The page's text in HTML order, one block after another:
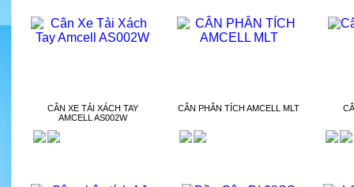
CÂN XE TẢI XÁCH TAY
AMCELL AS002W
CÂN PHÂN TÍCH AMCELL MLT